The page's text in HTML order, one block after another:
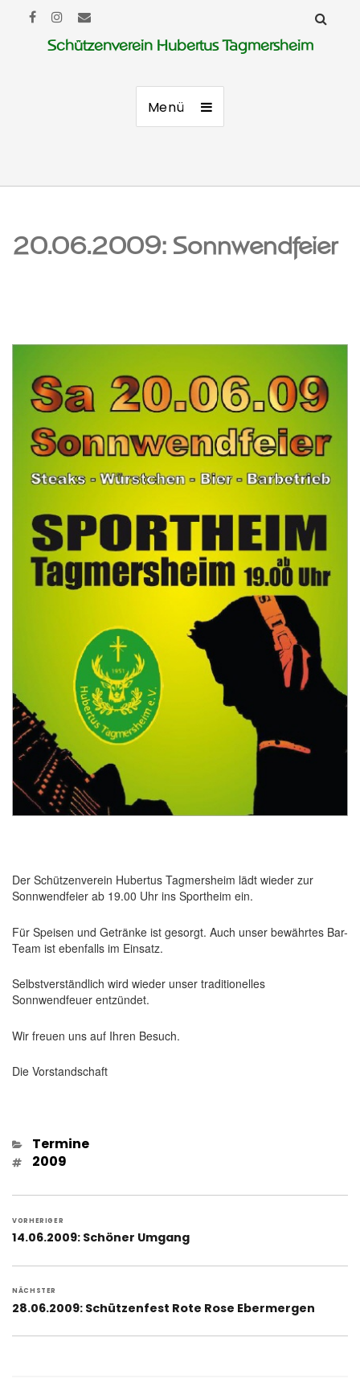
Schützenverein Hubertus Tagmersheim
Menü
20.06.2009: Sonnwendfeier
Der Schützenverein Hubertus Tagmersheim lädt wieder zur
Sonnwendfeier ab 19.00 Uhr ins Sportheim ein.
Für Speisen und Getränke ist gesorgt. Auch unser bewährtes Bar-
Team ist ebenfalls im Einsatz.
Selbstverständlich wird wieder unser traditionelles
Sonnwendfeuer entzündet.
Wir freuen uns auf Ihren Besuch.
Die Vorstandschaft
Kategorien
Termine
Schlagwörter
2009
VORHERIGER
Vorheriger
14.06.2009: Schöner Umgang
NÄCHSTER
Nächster
28.06.2009: Schützenfest Rote Rose Ebermergen